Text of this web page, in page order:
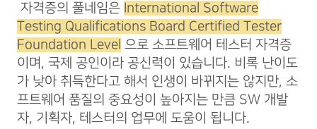
자격증의 풀네임은 International Software
Testing Qualifications Board Certified Tester
Foundation Level 으로 소프트웨어 테스터 자격증
이며, 국제 공인이라 공신력이 있습니다. 비록 난이도
가 낮아 취득한다고 해서 인생이 바뀌지는 않지만, 소
프트웨어 품질의 중요성이 높아지는 만큼 SW 개발
자, 기획자, 테스터의 업무에 도움이 됩니다.